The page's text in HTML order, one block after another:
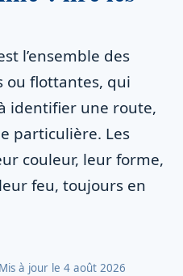
l’ensemble des
ou flottantes, qui
identifier une route,
particulière. Les
couleur, leur forme,
feu, toujours en
à jour le 4 août 2026